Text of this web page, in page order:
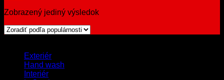
Zobrazený jediný výsledok
Exteriér
Hand wash
Interiér